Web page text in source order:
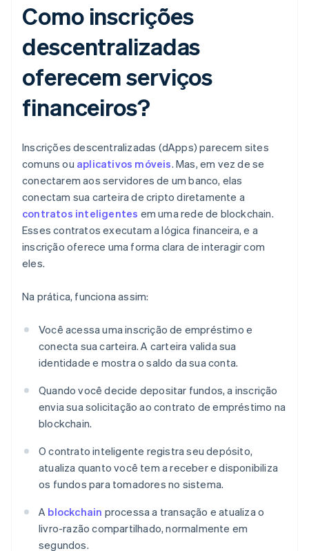
Como inscrições
descentralizadas
oferecem serviços
financeiros?
Inscrições descentralizadas (dApps) parecem sites
comuns ou aplicativos móveis. Mas, em vez de se
conectarem aos servidores de um banco, elas
conectam sua carteira de cripto diretamente a
contratos inteligentes em uma rede de blockchain.
Esses contratos executam a lógica financeira, e a
inscrição oferece uma forma clara de interagir com
eles.
Na prática, funciona assim:
Você acessa uma inscrição de empréstimo e
conecta sua carteira. A carteira valida sua
identidade e mostra o saldo da sua conta.
Quando você decide depositar fundos, a inscrição
envia sua solicitação ao contrato de empréstimo na
blockchain.
O contrato inteligente registra seu depósito,
atualiza quanto você tem a receber e disponibiliza
os fundos para tomadores no sistema.
A blockchain processa a transação e atualiza o
livro-razão compartilhado, normalmente em
segundos.